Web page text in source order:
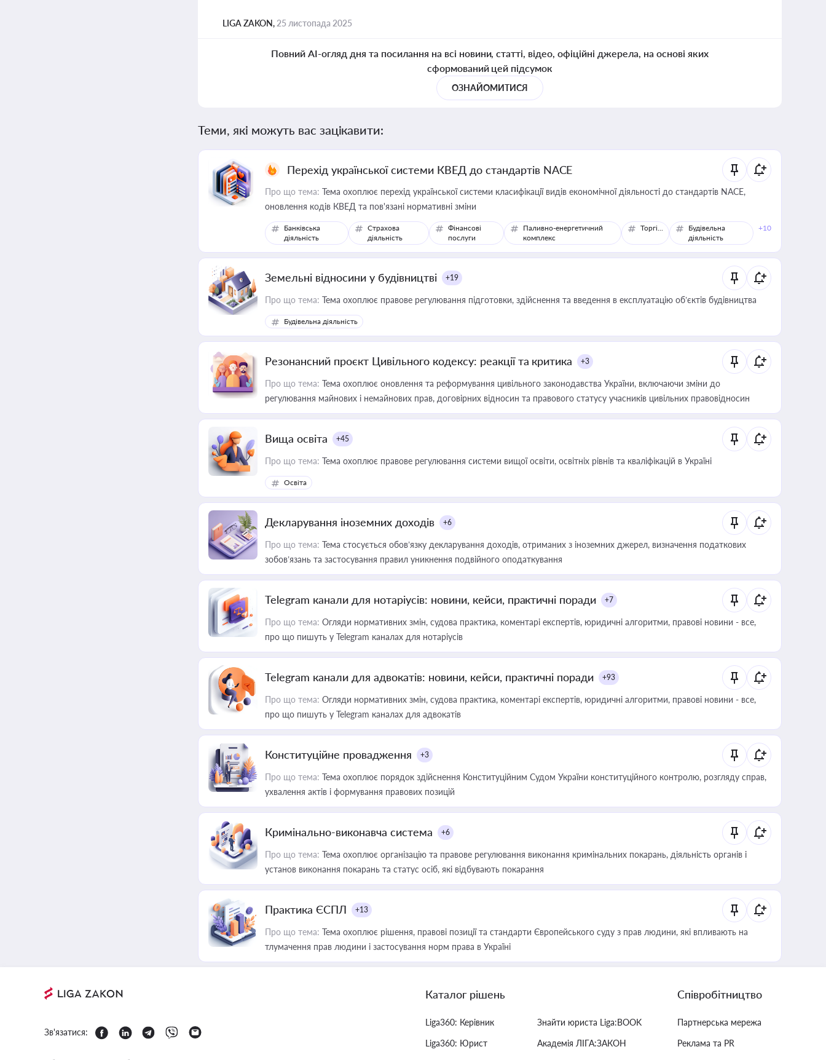
LIGA ZAKON, 25 листопада 2025
Повний AI-огляд дня та посилання на всі новини, статті, відео, офіційні джерела, на основі яких
сформований цей підсумок
ОЗНАЙОМИТИСЯ
Теми, які можуть вас зацікавити:
Перехід української системи КВЕД до стандартів NACE
Про що тема: Тема охоплює перехід української системи класифікації видів економічної діяльності до стандартів NACE,
оновлення кодів КВЕД та пов'язані нормативні зміни
Банківська
діяльність
Страхова
діяльність
Фінансові
послуги
Паливно-енергетичний
комплекс
Торгівля
Будівельна
діяльність
+10
Земельні відносини у будівництві +19
Про що тема: Тема охоплює правове регулювання підготовки, здійснення та введення в експлуатацію об’єктів будівництва
Будівельна діяльність
Резонансний проєкт Цивільного кодексу: реакції та критика +3
Про що тема: Тема охоплює оновлення та реформування цивільного законодавства України, включаючи зміни до
регулювання майнових і немайнових прав, договірних відносин та правового статусу учасників цивільних правовідносин
Вища освіта +45
Про що тема: Тема охоплює правове регулювання системи вищої освіти, освітніх рівнів та кваліфікацій в Україні
Освіта
Декларування іноземних доходів +6
Про що тема: Тема стосується обов’язку декларування доходів, отриманих з іноземних джерел, визначення податкових
зобов’язань та застосування правил уникнення подвійного оподаткування
Telegram канали для нотаріусів: новини, кейси, практичні поради +7
Про що тема: Огляди нормативних змін, судова практика, коментарі експертів, юридичні алгоритми, правові новини - все,
про що пишуть у Telegram каналах для нотаріусів
Telegram канали для адвокатів: новини, кейси, практичні поради +93
Про що тема: Огляди нормативних змін, судова практика, коментарі експертів, юридичні алгоритми, правові новини - все,
про що пишуть у Telegram каналах для адвокатів
Конституційне провадження +3
Про що тема: Тема охоплює порядок здійснення Конституційним Судом України конституційного контролю, розгляду справ,
ухвалення актів і формування правових позицій
Кримінально-виконавча система +6
Про що тема: Тема охоплює організацію та правове регулювання виконання кримінальних покарань, діяльність органів і
установ виконання покарань та статус осіб, які відбувають покарання
Практика ЄСПЛ +13
Про що тема: Тема охоплює рішення, правові позиції та стандарти Європейського суду з прав людини, які впливають на
тлумачення прав людини і застосування норм права в Україні
Зв'язатися:
Каталог рішень
Liga360: Керівник
Liga360: Юрист
Знайти юриста Liga:BOOK
Академія ЛІГА:ЗАКОН
Співробітництво
Партнерська мережа
Реклама та PR